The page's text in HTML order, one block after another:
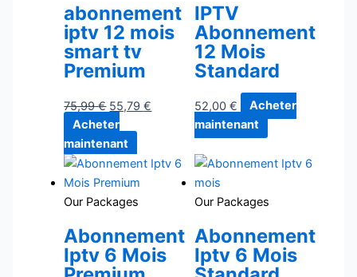
abonnement
iptv 12 mois
smart tv
Premium
75,99€ 55,79€
Acheter
maintenant
IPTV
Abonnement
12 Mois
Standard
52,00 €
Acheter
maintenant
Our Packages
Abonnement
Iptv 6 Mois
Our Packages
Abonnement
Iptv 6 Mois